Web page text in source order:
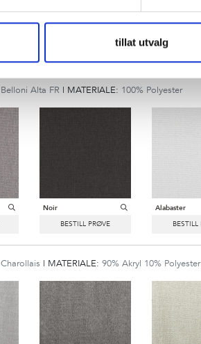
tillat utvalg
Belloni Alta FR | MATERIALE: 100% Polyester
Noir Alabaster
Charollais | MATERIALE: 90% Akryl 10% Polyester